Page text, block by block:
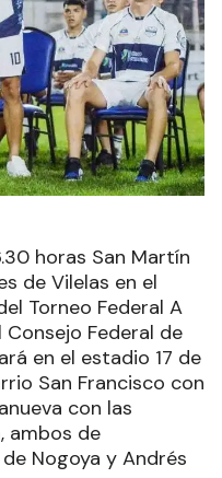
horas San Martín
de Vilelas en el
Torneo Federal A
Federal de
en el estadio 17 de
San Francisco con
con las
ambos de
Nogoya y Andrés